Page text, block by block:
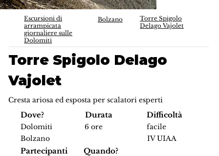
Escursioni di
arrampicata
giornaliere sulle
Dolomiti
Bolzano
Torre Spigolo
Delago Vajolet
Torre Spigolo Delago
Vajolet
Cresta ariosa ed esposta per scalatori esperti
Dove?
Dolomiti
Bolzano
Durata
6 ore
Difficoltà
facile
IV UIAA
Partecipanti Quando?